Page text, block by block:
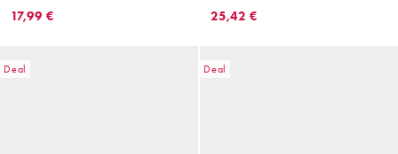
Rücken
17,99 €
25,42 €
Deal Deal